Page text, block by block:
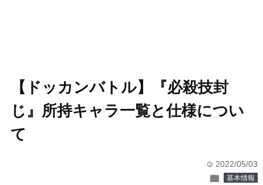
【ドッカンバトル】『必殺技封
じ』所持キャラ一覧と仕様につい
て
time 2022/05/03
folder 基本情報